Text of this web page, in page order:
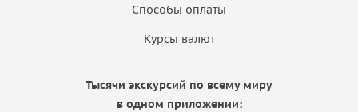
Способы оплаты
Курсы валют
Тысячи экскурсий по всему миру
в одном приложении: